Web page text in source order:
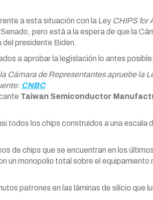
a esta situación con la Ley CHIPS for
pero está a la espera de que la
presidente Biden.
a aprobar la legislación lo antes posible:
Cámara de Representantes apruebe la
CNBC
Taiwan Semiconductor
todos los chips construidos a una escala
de chips que se encuentran en los
un monopolio total sobre el
patrones en las láminas de silicio que